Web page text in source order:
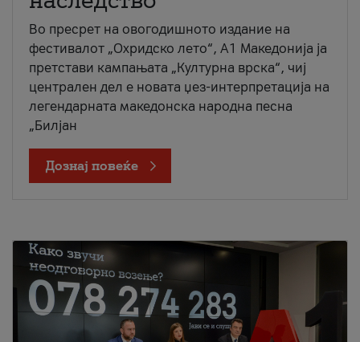
Во пресрет на овогодишното издание на
фестивалот „Охридско лето“, А1 Македонија ја
претстави кампањата „Културна врска“, чиј
централен дел е новата џез-интерпретација на
легендарната македонска народна песна
„Билјан
Дознај повеќе